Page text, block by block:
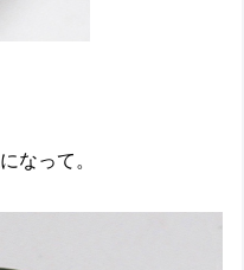
なって。